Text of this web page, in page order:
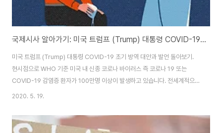
국제시사 알아가기: 미국 트럼프 (Trump) 대통령 COVID-19 초기 방역 대안과 발언 다시보기
미국 트럼프 (Trump) 대통령 COVID-19 초기 방역 대안과 발언 돌아보기.
현시점으로 WHO 기준 미국 내 신종 코로나 바이러스 즉 코로나 19 또는
COVID-19 감염증 환자가 100만명 이상이 발생하고 있습니다. 전세계적으로
환자가 가장 많이 발생한 국가로 수 없는 사망자와 경제적 피해 등 많은 미국인
를 확인했는데, 3월 말 미국은 세계에서 가장 많은 확진자가 있는 국가가 되기
까지 미국 정부의 부실한 대응이 비판 받고 있습니다. 도널드 트럼프 (Donald
2020. 5. 19.